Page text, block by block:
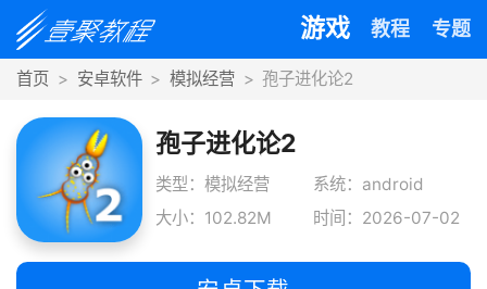
游戏 教程 专题
首页 安卓软件 模拟经营 孢子进化论2
孢子进化论2
类型：模拟经营
系统：android
大小：102.82M
时间：2026-07-02